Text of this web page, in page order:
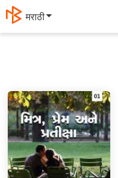
मराठी